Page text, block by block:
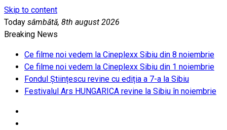
Skip to content
Today sâmbătă, 8th august 2026
Breaking News
Ce filme noi vedem la Cineplexx Sibiu din 8 noiembrie
Ce filme noi vedem la Cineplexx Sibiu din 1 noiembrie
Fondul Științescu revine cu ediția a 7-a la Sibiu
Festivalul Ars HUNGARICA revine la Sibiu în noiembrie